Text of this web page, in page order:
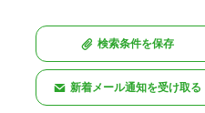
検索条件を保存
新着メール通知を受け取る